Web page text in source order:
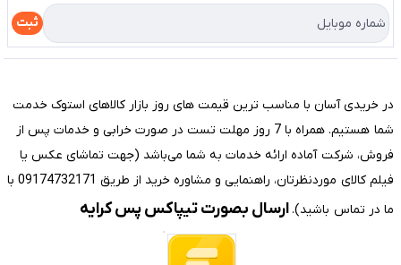
درباره ما
تماس با ما
راهنما
ثبت
در خریدی آسان با مناسب ترین قیمت های روز بازار کالاهای استوک خدمت
شما هستیم. همراه با 7 روز مهلت تست در صورت خرابی و خدمات پس از
فروش، شرکت آماده ارائه خدمات به شما می‌باشد (جهت تماشای عکس یا
فیلم کالای موردنظرتان، راهنمایی و مشاوره خرید از طریق 09174732171 با
ما در تماس باشید).ارسال بصورت تیپاکس پس کرایه